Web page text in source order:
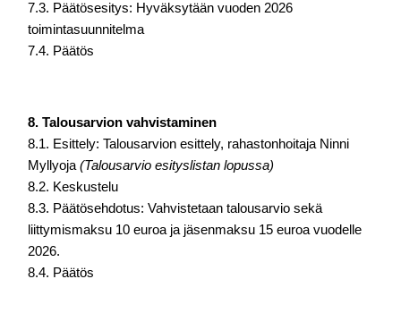
7.3. Päätösesitys: Hyväksytään vuoden 2026
toimintasuunnitelma
7.4. Päätös
8. Talousarvion vahvistaminen
8.1. Esittely: Talousarvion esittely, rahastonhoitaja Ninni
Myllyoja (Talousarvio esityslistan lopussa)
8.2. Keskustelu
8.3. Päätösehdotus: Vahvistetaan talousarvio sekä
liittymismaksu 10 euroa ja jäsenmaksu 15 euroa vuodelle
2026.
8.4. Päätös